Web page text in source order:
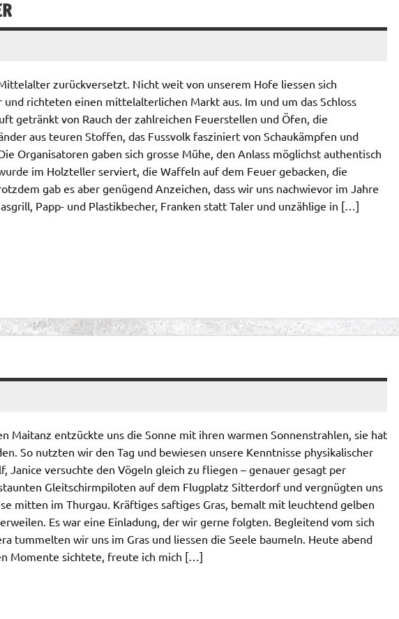
zurückversetzt. Nicht weit von unserem Hofe liessen sich
und richteten einen mittelalterlichen Markt aus. Im und um das Schloss
getränkt von Rauch der zahlreichen Feuerstellen und Öfen, die
aus teuren Stoffen, das Fussvolk fasziniert von Schaukämpfen und
Organisatoren gaben sich grosse Mühe, den Anlass möglichst authentisch
im Holzteller serviert, die Waffeln auf dem Feuer gebacken, die
gab es aber genügend Anzeichen, dass wir uns nachwievor im Jahre
Papp- und Plastikbecher, Franken statt Taler und unzählige in […]
Maitanz entzückte uns die Sonne mit ihren warmen Sonnenstrahlen, sie hat
So nutzten wir den Tag und bewiesen unsere Kenntnisse physikalischer
Janice versuchte den Vögeln gleich zu fliegen – genauer gesagt per
Gleitschirmpiloten auf dem Flugplatz Sitterdorf und vergnügten uns
mitten im Thurgau. Kräftiges saftiges Gras, bemalt mit leuchtend gelben
Es war eine Einladung, der wir gerne folgten. Begleitend vom sich
tummelten wir uns im Gras und liessen die Seele baumeln. Heute abend
Momente sichtete, freute ich mich […]